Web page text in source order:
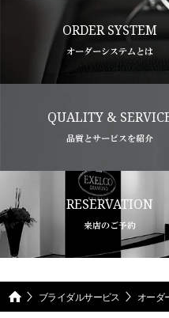
ORDER SYSTEM
オーダーシステムとは
QUALITY &
品質とサービスを紹介
RESERVATION
来店のご予約
ブライダルサービス オーダ